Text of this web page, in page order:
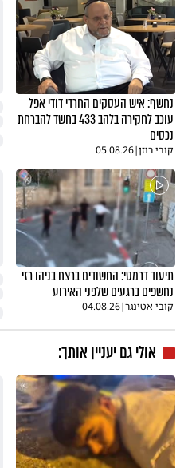
נחשף: איש העסקים החרדי דודי אפל
עוכב לחקירה בלהב 433 בחשד להברחת
נכסים
קובי רוזן|
05.08.26
תיעוד דרמטי: החשודים ברצח בניהו רזי
נחשפים ברגעים שלפני האירוע
קובי אטינגר|
04.08.26
אולי גם יעניין אותך: